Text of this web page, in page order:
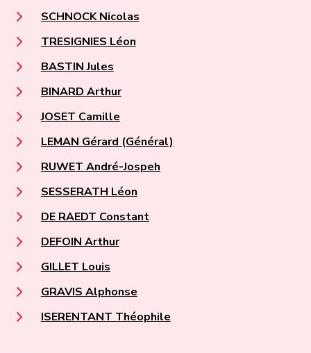
SCHNOCK Nicolas
TRESIGNIES Léon
BASTIN Jules
BINARD Arthur
JOSET Camille
LEMAN Gérard (Général)
RUWET André-Jospeh
SESSERATH Léon
DE RAEDT Constant
DEFOIN Arthur
GILLET Louis
GRAVIS Alphonse
ISERENTANT Théophile